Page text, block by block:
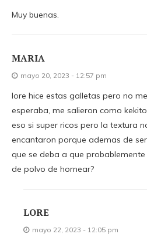
Muy buenas.
MARIA
mayo 20, 2023 - 12:57 pm
lore hice estas galletas pero no
esperaba, me salieron como
eso si super ricos pero la textura
encantaron porque ademas de
que se deba a que
de polvo de hornear?
LORE
mayo 22, 2023 - 12:05 pm